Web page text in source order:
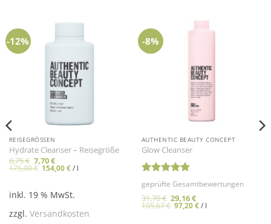
-12%
REISEGRÖSSEN
Hydrate Cleanser – Reisegröße
8,75€ Ursprünglicher
Preis
war:
7,70€Aktueller
Preis
ist:
175,00€ 154,00€ / l
inkl. 19 % MwSt.
zzgl. Versandkosten
-8%
AUTHENTIC BEAUTY CONCEPT
Glow Cleanser
Bewertet
mit
5
geprüfte Gesamtbewertungen
31,70€ Ursprünglicher
Preis
war:
29,16€Aktueller
Preis
ist:
105,67€ 97,20€ / l